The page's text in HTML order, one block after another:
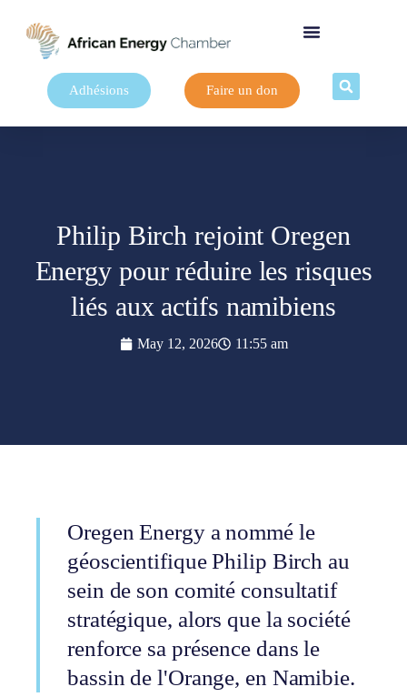
Adhésions Faire un don
Philip Birch rejoint Oregen
Energy pour réduire les risques
liés aux actifs namibiens
May 12, 2026 11:55 am
Oregen Energy a nommé le
géoscientifique Philip Birch au
sein de son comité consultatif
stratégique, alors que la société
renforce sa présence dans le
bassin de l'Orange, en Namibie.